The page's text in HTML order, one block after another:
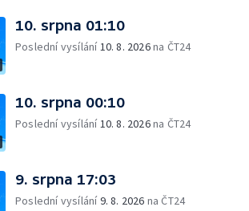
10. srpna 01:10
Poslední vysílání10. 8. 2026na ČT24
10. srpna 00:10
Poslední vysílání10. 8. 2026na ČT24
9. srpna 17:03
Poslední vysílání9. 8. 2026 na ČT24